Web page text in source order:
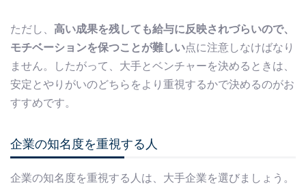
ただし、 高い成果を残しても給与に反映されづらいので、
モチベーションを保つことが難しい点に注意しなけばなり
ません。したがって、大手とベンチャーを決めるときは、
安定とやりがいのどちらをより重視するかで決めるのがお
すすめです。
企業の知名度を重視する人
企業の知名度を重視する人は、大手企業を選びましょう。